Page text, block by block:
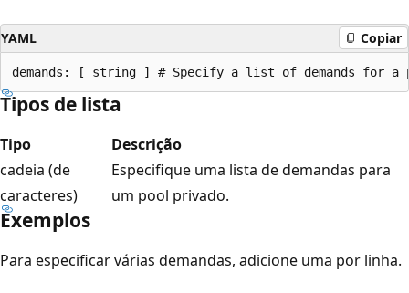
YAML Copiar
Tipos de lista
Tipo
Descrição
cadeia (de
caracteres)
Especifique uma lista de demandas para
um pool privado.
Exemplos
Para especificar várias demandas, adicione uma por linha.